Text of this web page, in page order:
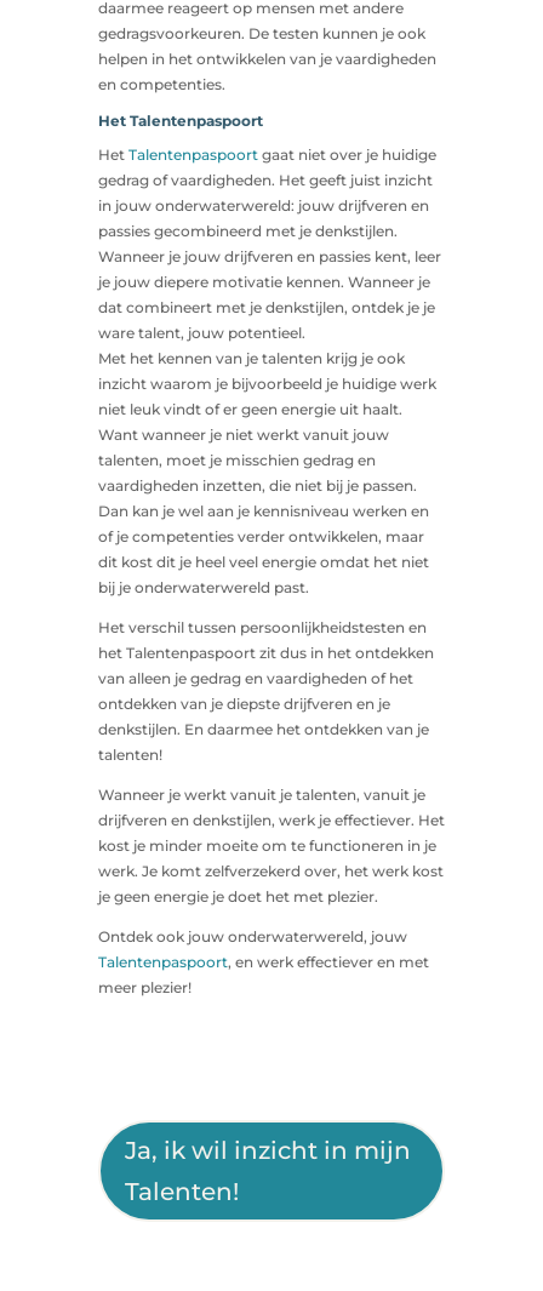
daarmee reageert op mensen met andere
gedragsvoorkeuren. De testen kunnen je ook
helpen in het ontwikkelen van je vaardigheden
en competenties.
Het Talentenpaspoort
Het Talentenpaspoortgaat niet over je huidige
gedrag of vaardigheden. Het geeft juist inzicht
in jouw onderwaterwereld: jouw drijfveren en
passies gecombineerd met je denkstijlen.
Wanneer je jouw drijfveren en passies kent, leer
je jouw diepere motivatie kennen. Wanneer je
dat combineert met je denkstijlen, ontdek je je
ware talent, jouw potentieel.
Met het kennen van je talenten krijg je ook
inzicht waarom je bijvoorbeeld je huidige werk
niet leuk vindt of er geen energie uit haalt.
Want wanneer je niet werkt vanuit jouw
talenten, moet je misschien gedrag en
vaardigheden inzetten, die niet bij je passen.
Dan kan je wel aan je kennisniveau werken en
of je competenties verder ontwikkelen, maar
dit kost dit je heel veel energie omdat het niet
bij je onderwaterwereld past.
Het verschil tussen persoonlijkheidstesten en
het Talentenpaspoort zit dus in het ontdekken
van alleen je gedrag en vaardigheden of het
ontdekken van je diepste drijfveren en je
denkstijlen. En daarmee het ontdekken van je
talenten!
Wanneer je werkt vanuit je talenten, vanuit je
drijfveren en denkstijlen, werk je effectiever. Het
kost je minder moeite om te functioneren in je
werk. Je komt zelfverzekerd over, het werk kost
je geen energie je doet het met plezier.
Ontdek ook jouw onderwaterwereld, jouw
Talentenpaspoort, en werk effectiever en met
meer plezier!
Ja, ik wil inzicht in mijn
Talenten!